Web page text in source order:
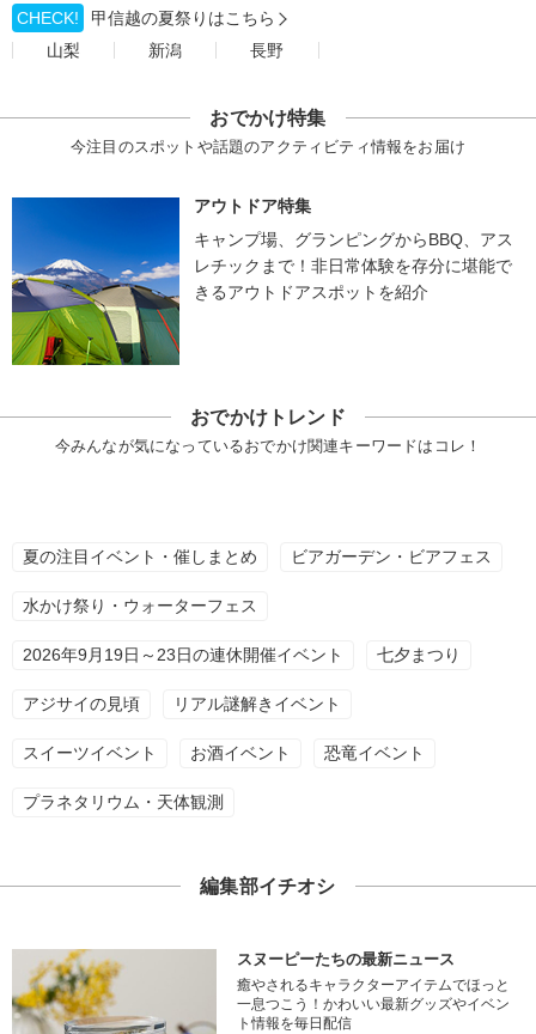
CHECK!
甲信越の夏祭りはこちら
山梨
新潟 長野
おでかけ特集
今注目のスポットや話題のアクティビティ情報をお届け
アウトドア特集
キャンプ場、グランピングからBBQ、アス
レチックまで！非日常体験を存分に堪能で
きるアウトドアスポットを紹介
おでかけトレンド
今みんなが気になっているおでかけ関連キーワードはコレ！
夏の注目イベント・催しまとめ ビアガーデン・ビアフェス
水かけ祭り・ウォーターフェス
2026年9月19日～23日の連休開催イベント 七夕まつり
アジサイの見頃 リアル謎解きイベント
スイーツイベント お酒イベント 恐竜イベント
プラネタリウム・天体観測
編集部イチオシ
スヌーピーたちの最新ニュース
癒やされるキャラクターアイテムでほっと
一息つこう！かわいい最新グッズやイベン
ト情報を毎日配信